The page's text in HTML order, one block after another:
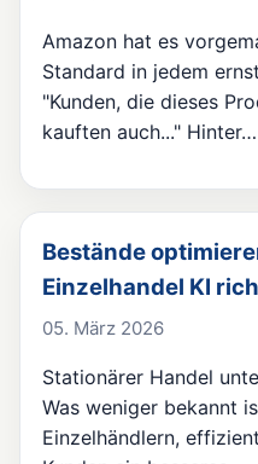
Amazon hat es
Standard in jedem
"Kunden, die dieses
kauften auch..." Hinter…
Bestände
Einzelhandel KI
05. März 2026
Stationärer Handel
Was weniger bekannt
Einzelhändlern,